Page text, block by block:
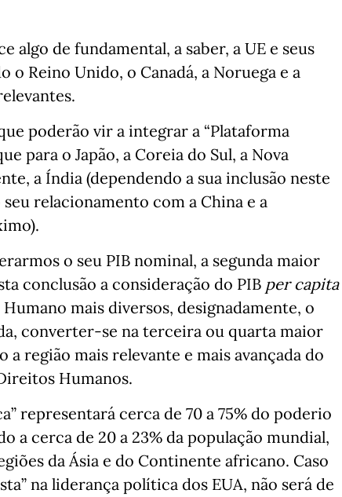
algo de fundamental, a saber, a UE e seus
o Reino Unido, o Canadá, a Noruega e a
poderão vir a integrar a “Plataforma
para o Japão, a Coreia do Sul, a Nova
a Índia (dependendo a sua inclusão neste
relacionamento com a China e a
o seu PIB nominal, a segunda maior
conclusão a consideração do PIB per capita
mais diversos, designadamente, o
converter-se na terceira ou quarta maior
região mais relevante e mais avançada do
Humanos.
representará cerca de 70 a 75% do poderio
a cerca de 20 a 23% da população mundial,
da Ásia e do Continente africano. Caso
na liderança política dos EUA, não será de